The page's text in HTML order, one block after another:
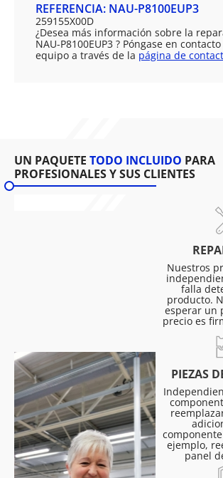
REFERENCIA: NAU-P8100EUP3
259155X00D
¿Desea más información sobre la
NAU-P8100EUP3 ? Póngase en
equipo a través de la página de
UN PAQUETE TODO INCLUIDO PARA
PROFESIONALES Y SUS CLIENTES
Nuestros
falla
producto.
esperar un
precio es
PIEZAS
ejemplo,
panel